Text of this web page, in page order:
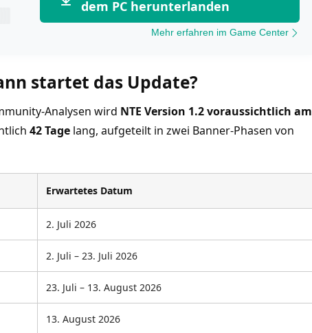
dem PC herunterlanden
Mehr erfahren im Game Center
startet das Update?
Analysen wird NTE Version 1.2 voraussichtlich am
42 Tagelang, aufgeteilt in zwei Banner-Phasen von
Erwartetes Datum
2. Juli 2026
2. Juli – 23. Juli 2026
23. Juli – 13. August 2026
13. August 2026